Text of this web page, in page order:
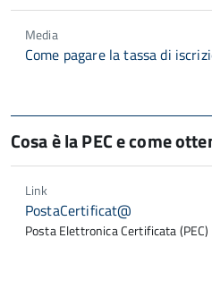
Media
Come pagare la tassa di
Cosa è la PEC e come
Link
PostaCertificat@
Posta Elettronica Certificata (PEC)